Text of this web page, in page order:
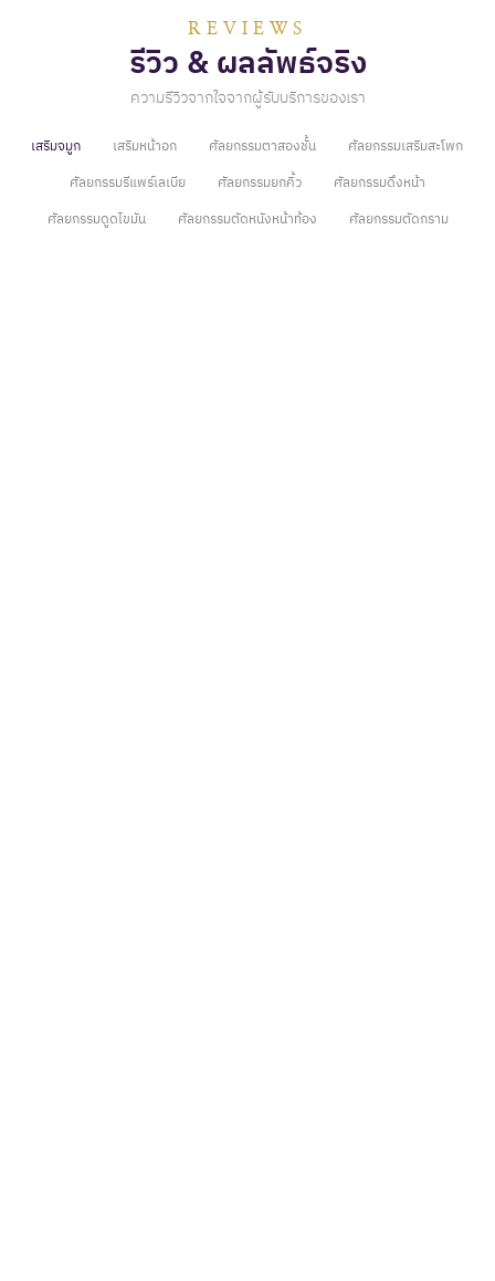
REVIEWS
รีวิว & ผลลัพธ์จริง
ความรีวิวจากใจจากผู้รับบริการของเรา
เสริมจมูก เสริมหน้าอก ศัลยกรรมตาสองชั้น
ศัลยกรรมเสริมสะโพก
ศัลยกรรมรีแพร์เลเบีย
ศัลยกรรมยกคิ้ว
ศัลยกรรมดึงหน้า
ศัลยกรรมดูดไขมัน
ศัลยกรรมตัดหนังหน้าท้อง ศัลยกรรมตัดกราม